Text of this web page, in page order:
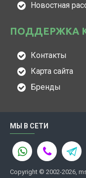
Новостная
ПОДДЕРЖКА
Контакты
Карта сайта
Бренды
МЫ В СЕТИ
Copyright © 2002-2026,